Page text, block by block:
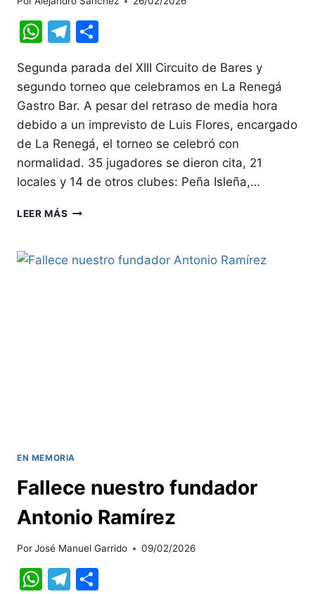
WhatsApp
Telegram
Segunda parada del XIII Circuito de Bares y
segundo torneo que celebramos en La Renegá
Gastro Bar. A pesar del retraso de media hora
debido a un imprevisto de Luis Flores, encargado
de La Renegá, el torneo se celebró con
normalidad. 35 jugadores se dieron cita, 21
locales y 14 de otros clubes: Peña Isleña,…
LEER MÁS CRISTIAN
EN MEMORIA
Fallece nuestro fundador
Antonio Ramírez
PorJosé Manuel Garrido 09/02/2026
WhatsApp
Telegram